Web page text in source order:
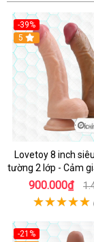
-39%
Hot
5
Lovetoy 8 inch
tường 2 lớp - Cảm
900.000₫
-21%